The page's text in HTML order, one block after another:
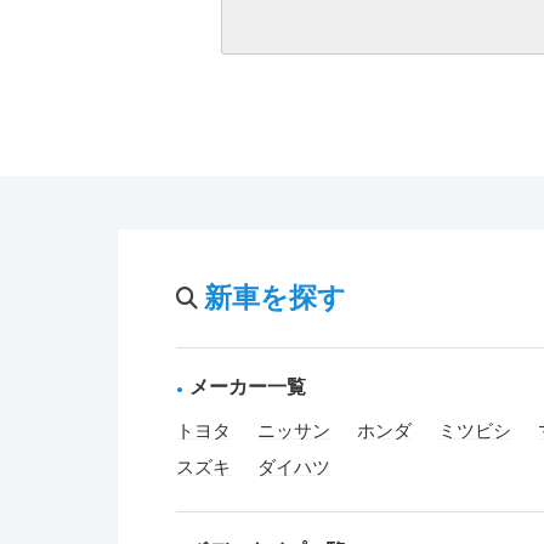
新車を探す
メーカー一覧
トヨタ ニッサン ホンダ ミツビシ
スズキ
ダイハツ